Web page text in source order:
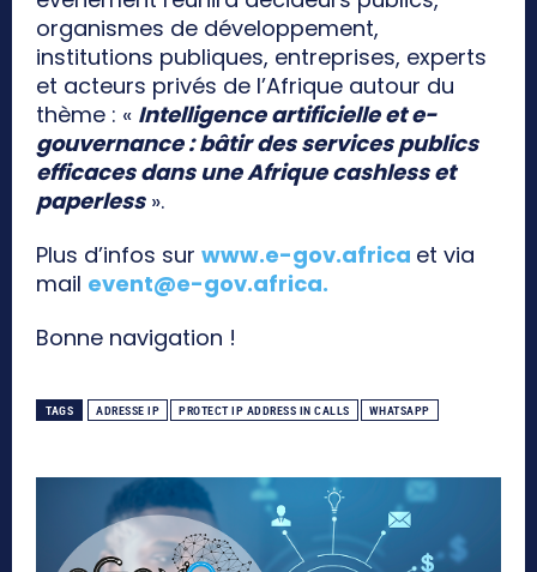
organismes de développement,
institutions publiques, entreprises, experts
et acteurs privés de l’Afrique autour du
thème : « Intelligence artificielle et e-
gouvernance : bâtir des services publics
efficaces dans une Afrique cashless et
paperless».
Plus d’infos sur www.e-gov.africa et via
mail event@e-gov.africa.
Bonne navigation !
TAGS ADRESSE IP PROTECT IP ADDRESS IN CALLS WHATSAPP